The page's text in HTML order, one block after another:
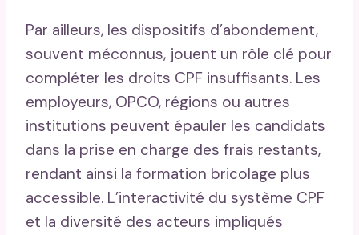
Par ailleurs, les dispositifs d’abondement,
souvent méconnus, jouent un rôle clé pour
compléter les droits CPF insuffisants. Les
employeurs, OPCO, régions ou autres
institutions peuvent épauler les candidats
dans la prise en charge des frais restants,
rendant ainsi la formation bricolage plus
accessible. L’interactivité du système CPF
et la diversité des acteurs impliqués